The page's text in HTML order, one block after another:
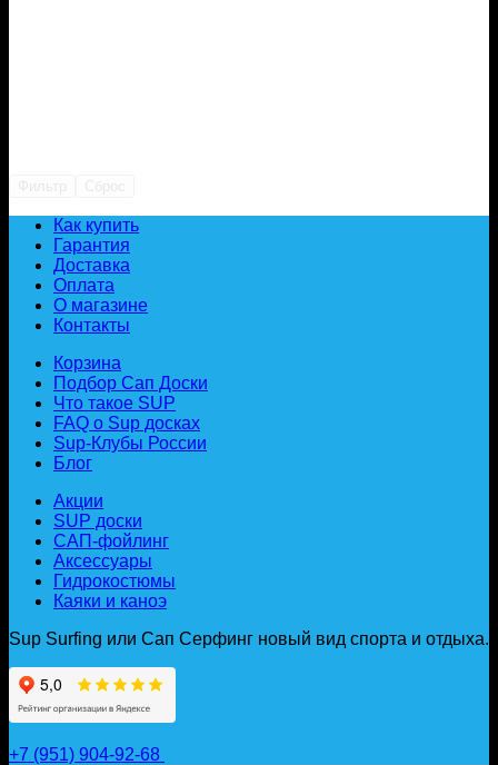
Как купить
Гарантия
Доставка
Оплата
О магазине
Контакты
Корзина
Подбор Сап Доски
Что такое SUP
FAQ о Sup досках
Sup-Клубы России
Блог
Акции
SUP доски
САП-фойлинг
Аксессуары
Гидрокостюмы
Каяки и каноэ
Sup Surfing или Сап Серфинг новый вид спорта и отдыха.
+7 (951) 904-92-68